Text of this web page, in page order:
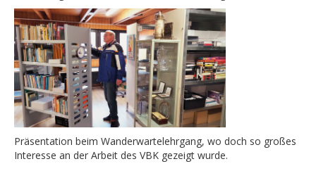
Präsentation beim Wanderwartelehrgang, wo doch so großes
Interesse an der Arbeit des VBK gezeigt wurde.